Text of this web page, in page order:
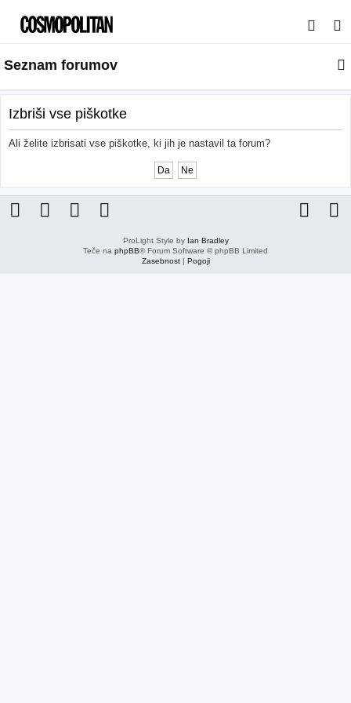
s
a
j
Seznam forumov
Izbriši vse piškotke
Ali želite izbrisati vse piškotke, ki jih je nastavil ta forum?
ProLight Style by Ian Bradley
Teče na phpBB® Forum Software © phpBB Limited
Zasebnost| Pogoji